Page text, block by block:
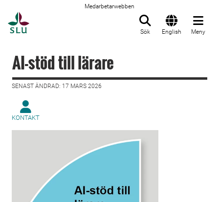
Medarbetarwebben
Sök English Meny
AI-stöd till lärare
SENAST ÄNDRAD: 17 MARS 2026
KONTAKT